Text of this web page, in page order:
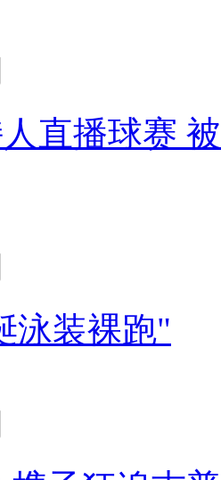
直播球赛
泳装裸跑"